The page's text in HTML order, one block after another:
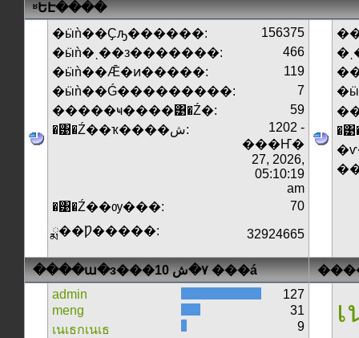
ʶԵԷ����
�ӹǹ��Ҫԡ������:
156375
�ӹǹ�ͺ��з�������:
466
�ӹǹ��Ǣ�ͷ�����:
119
�ӹǹ��Ǵ���������:
7
�����ҹ����͹�Ź�:
59
�͹�Ź��ҡ����ش:
1202 -
���Ҥ�
27, 2026,
05:10:19
am
�͹�Ź��ѹ���:
70
ྨ��Ƿ�����:
32924665
����ա�з���٧�ش 10 ���á
admin
127
meng
31
เนเธกเนเธ
9
เ